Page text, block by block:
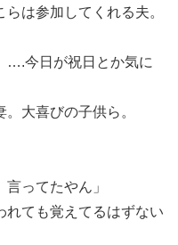
は参加してくれる夫。
今日が祝日とか気に
大喜びの子供ら。
ってたやん」
れても覚えてるはずない